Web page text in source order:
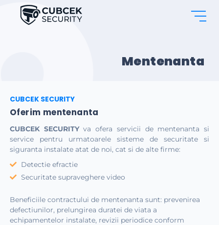
Mentenanta
CUBCEK SECURITY
Oferim mentenanta
CUBCEK SECURITYva ofera servicii de mentenanta si
service pentru urmatoarele sisteme de securitate si
siguranta instalate atat de noi, cat si de alte firme:
Detectie efractie
Securitate supraveghere video
Beneficiile contractului de mentenanta sunt: prevenirea
defectiunilor, prelungirea duratei de viata a
echipamentelor instalate, revizii periodice conform